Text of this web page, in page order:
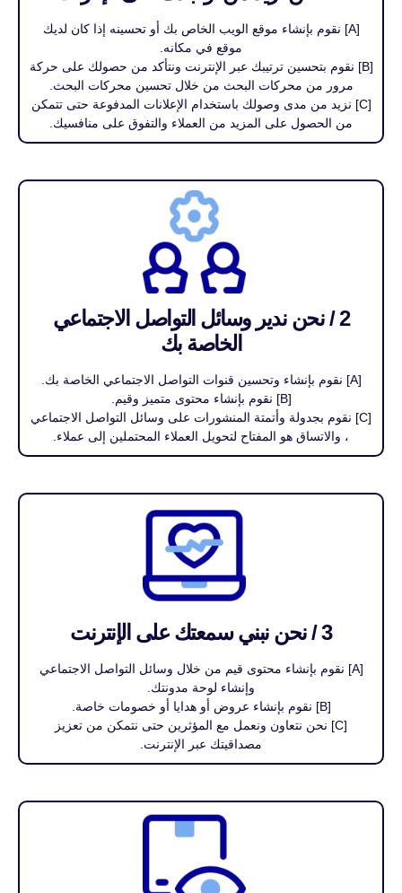
[A] نقوم بإنشاء موقع الويب الخاص بك أو تحسينه إذا كان لديك
موقع في مكانه.
[B] نقوم بتحسين ترتيبك عبر الإنترنت ونتأكد من حصولك على حركة
مرور من محركات البحث من خلال تحسين محركات البحث.
[C] نزيد من مدى وصولك باستخدام الإعلانات المدفوعة حتى تتمكن
من الحصول على المزيد من العملاء والتفوق على منافسيك.
2 / نحن ندير وسائل التواصل الاجتماعي
الخاصة بك
[A] نقوم بإنشاء وتحسين قنوات التواصل الاجتماعي الخاصة بك.
[B] نقوم بإنشاء محتوى متميز وقيم.
[C] نقوم بجدولة وأتمتة المنشورات على وسائل التواصل الاجتماعي
، والاتساق هو المفتاح لتحويل العملاء المحتملين إلى عملاء.
3 / نحن نبني سمعتك على الإنترنت
[A] نقوم بإنشاء محتوى قيم من خلال وسائل التواصل الاجتماعي
وإنشاء لوحة مدونتك.
[B] نقوم بإنشاء عروض أو هدايا أو خصومات خاصة.
[C] نحن نتعاون ونعمل مع المؤثرين حتى نتمكن من تعزيز
مصداقيتك عبر الإنترنت.